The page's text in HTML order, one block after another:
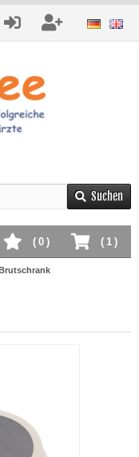
Suchen
( 1 )
( 0 )